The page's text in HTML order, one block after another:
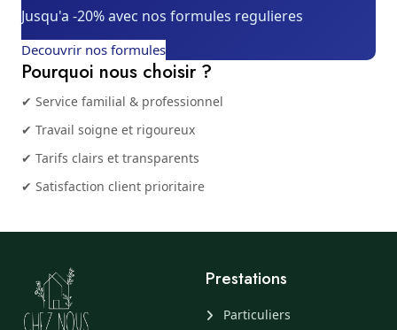
Jusqu'a -20% avec nos formules regulieres
Decouvrir nos formules
Pourquoi nous choisir ?
✔ Service familial & professionnel
✔ Travail soigne et rigoureux
✔ Tarifs clairs et transparents
✔ Satisfaction client prioritaire
Prestations
Particuliers